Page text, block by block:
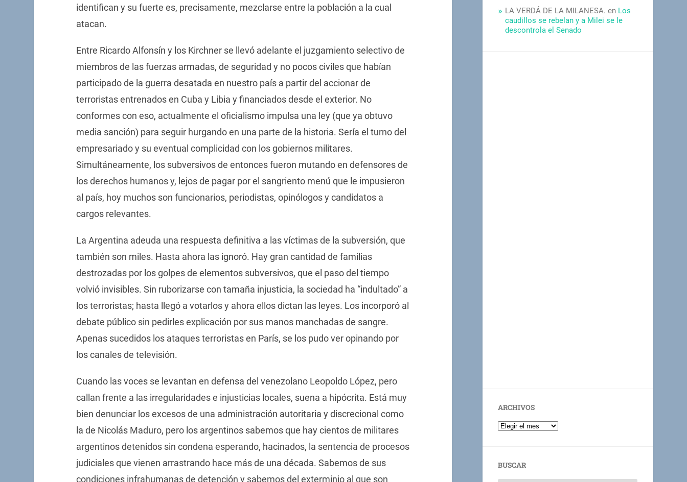
identifican y su fuerte es, precisamente, mezclarse entre la población a la cual
atacan.
Entre Ricardo Alfonsín y los Kirchner se llevó adelante el juzgamiento selectivo de
miembros de las fuerzas armadas, de seguridad y no pocos civiles que habían
participado de la guerra desatada en nuestro país a partir del accionar de
terroristas entrenados en Cuba y Libia y financiados desde el exterior. No
conformes con eso, actualmente el oficialismo impulsa una ley (que ya obtuvo
media sanción) para seguir hurgando en una parte de la historia. Sería el turno del
empresariado y su eventual complicidad con los gobiernos militares.
Simultáneamente, los subversivos de entonces fueron mutando en defensores de
los derechos humanos y, lejos de pagar por el sangriento menú que le impusieron
al país, hoy muchos son funcionarios, periodistas, opinólogos y candidatos a
cargos relevantes.
La Argentina adeuda una respuesta definitiva a las víctimas de la subversión, que
también son miles. Hasta ahora las ignoró. Hay gran cantidad de familias
destrozadas por los golpes de elementos subversivos, que el paso del tiempo
volvió invisibles. Sin ruborizarse con tamaña injusticia, la sociedad ha “indultado” a
los terroristas; hasta llegó a votarlos y ahora ellos dictan las leyes. Los incorporó al
debate público sin pedirles explicación por sus manos manchadas de sangre.
Apenas sucedidos los ataques terroristas en París, se los pudo ver opinando por
los canales de televisión.
Cuando las voces se levantan en defensa del venezolano Leopoldo López, pero
callan frente a las irregularidades e injusticias locales, suena a hipócrita. Está muy
bien denunciar los excesos de una administración autoritaria y discrecional como
la de Nicolás Maduro, pero los argentinos sabemos que hay cientos de militares
argentinos detenidos sin condena esperando, hacinados, la sentencia de procesos
judiciales que vienen arrastrando hace más de una década. Sabemos de sus
condiciones infrahumanas de detención y sabemos del exterminio al que son
LA VERDÁ DE LA MILANESA. en Los
caudillos se rebelan y a Milei se le
descontrola el Senado
ARCHIVOS
BUSCAR